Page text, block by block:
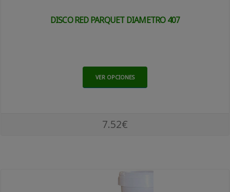
DISCO RED PARQUET DIAMETRO 407
VER OPCIONES
7.52€